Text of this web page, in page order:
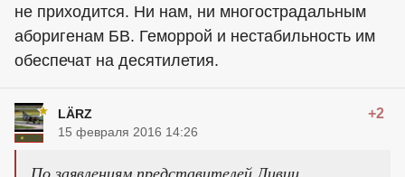
не приходится. Ни нам, ни многострадальным
аборигенам БВ. Геморрой и нестабильность им
обеспечат на десятилетия.
LÄRZ +2
15 февраля 2016 14:26